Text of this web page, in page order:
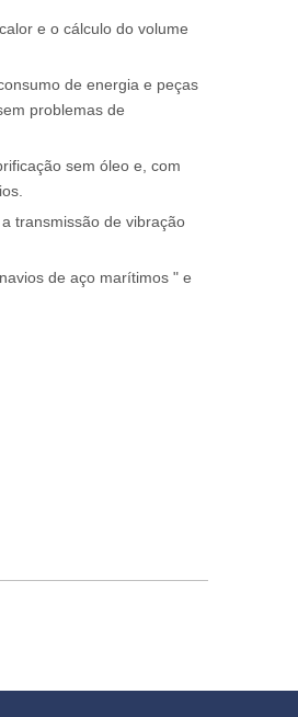
e o cálculo do volume
de energia e peças
problemas de
sem óleo e, com
transmissão de vibração
de aço marítimos " e